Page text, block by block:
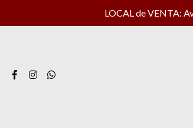
LOCAL de VENTA: